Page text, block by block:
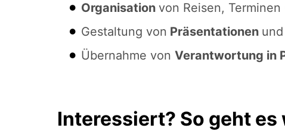
Organisation von Reisen,
Gestaltung von Präsentationen und
Übernahme von Verantwortung in
Interessiert? So geht es